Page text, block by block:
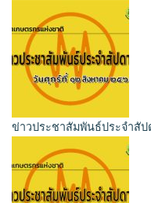
ข่าวประชาสัมพันธ์ประจำสั